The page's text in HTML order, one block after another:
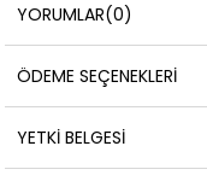
YORUMLAR(0)
ÖDEME SEÇENEKLERI
YETKİ BELGESİ